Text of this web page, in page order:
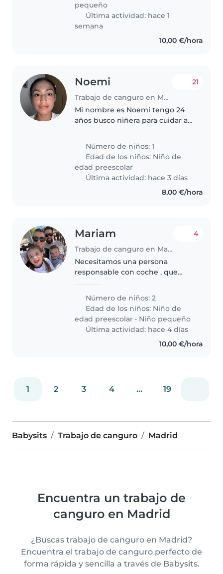
pequeño
Última actividad: hace 1
semana
10,00 €/hora
Noemi
Trabajo de canguro en Madrid
21
Mi nombre es Noemi tengo 24
años busco niñera para cuidar a
cantar, pintar , dar muchos
abrazos ,habla mucho y juega ,ve
todo en ingles
Número de niños: 1
Edad de los niños: Niño de
edad preescolar
Última actividad: hace 3 días
8,00 €/hora
Mariam
Trabajo de canguro en Madrid
4
Necesitamos una persona
responsable con coche , que
mañana que es cuando salgo ha
trabajar y se quede con ellos para
llevarlos al colegio en coche a..
Número de niños: 2
Edad de los niños: Niño de
edad preescolar • Niño pequeño
Última actividad: hace 4 días
10,00 €/hora
1 2 3 4 ... 19
Babysits Trabajo de canguro Madrid
Encuentra un trabajo de
canguro en Madrid
¿Buscas trabajo de canguro en Madrid?
Encuentra el trabajo de canguro perfecto de
forma rápida y sencilla a través de Babysits.